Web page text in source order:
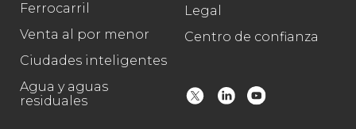
Ferrocarril
Venta al por menor
Ciudades inteligentes
Agua y aguas
residuales
Legal
Centro de confianza